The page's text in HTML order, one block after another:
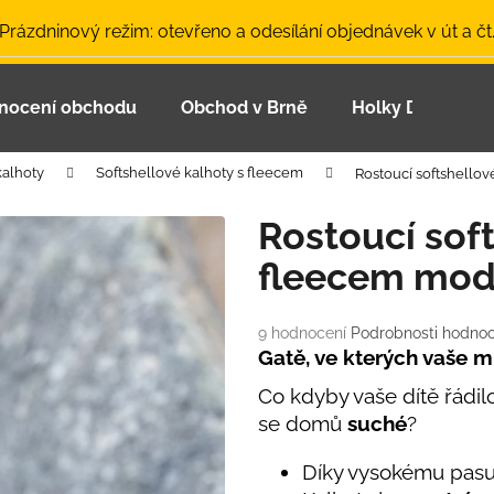
režim: otevřeno a odesílání objednávek v út a čt.
obchodu Obchod v Brně Holky Dupeťačky
Softshellové kalhoty s fleecem Rostoucí
Průměrné
hodnocení
je
5,0
z
hvězdiček.
9 hodnocení Podrobnosti
Rostoucí
fleecem
Gatě, ve kterých vaše
Co kdyby vaše dítě
se domů suché?
Díky vysokému
Co potřebujete najít?
Doporučujeme
LETNÍ ČEPICE UV 30 SVĚTLE MODRÁ
BAMBUSOVÉ